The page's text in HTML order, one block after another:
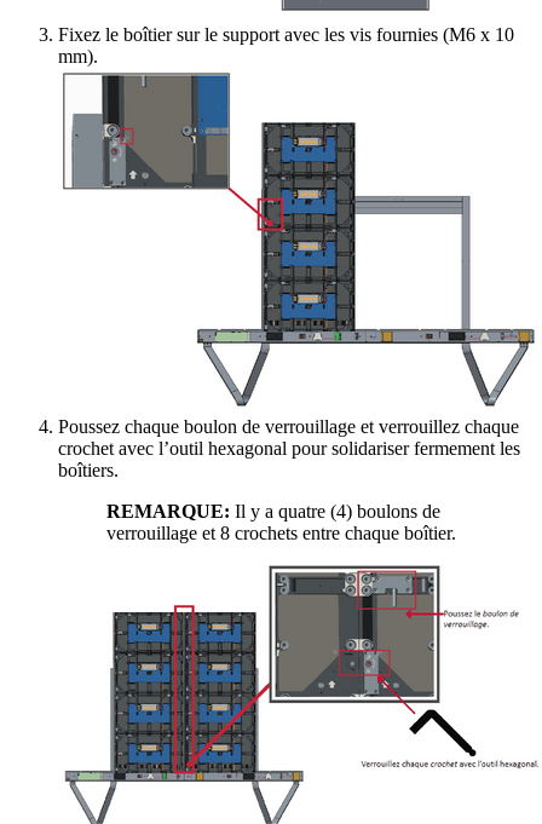
Fixez le boîtier sur le support avec les vis fournies (M6 x 10
mm).
Poussez chaque boulon de verrouillage et verrouillez chaque
crochet avec l’outil hexagonal pour solidariser fermement les
boîtiers.
REMARQUE: Il y a quatre (4) boulons de
verrouillage et 8 crochets entre chaque boîtier.